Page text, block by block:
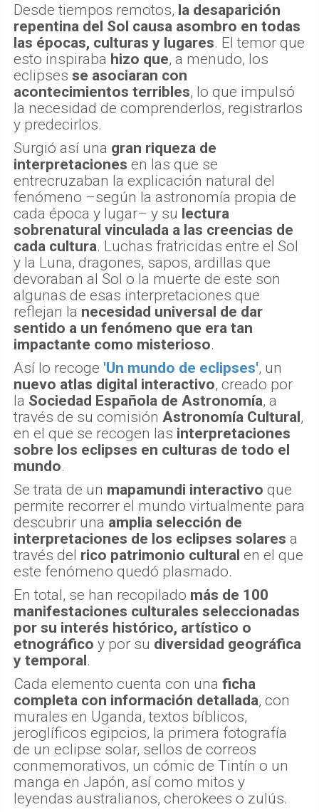
Desde tiempos remotos, la desaparición
repentina del Sol causa asombro en todas
las épocas, culturas y lugares. El temor que
esto inspiraba hizo que, a menudo, los
eclipses se asociaran con
acontecimientos terribles, lo que impulsó
la necesidad de comprenderlos, registrarlos
y predecirlos.
Surgió así una gran riqueza de
interpretaciones en las que se
entrecruzaban la explicación natural del
fenómeno –según la astronomía propia de
cada época y lugar– y su lectura
sobrenatural vinculada a las creencias de
cada cultura. Luchas fratricidas entre el Sol
y la Luna, dragones, sapos, ardillas que
devoraban al Sol o la muerte de este son
algunas de esas interpretaciones que
reflejan la necesidad universal de dar
sentido a un fenómeno que era tan
impactante como misterioso.
Así lo recoge 'Un mundo de eclipses', un
nuevo atlas digital interactivo, creado por
la Sociedad Española de Astronomía, a
través de su comisión Astronomía Cultural,
en el que se recogen las interpretaciones
sobre los eclipses en culturas de todo el
mundo.
Se trata de un mapamundi interactivo que
permite recorrer el mundo virtualmente para
descubrir una amplia selección de
interpretaciones de los eclipses solares a
través del rico patrimonio cultural en el que
este fenómeno quedó plasmado.
En total, se han recopilado más de 100
manifestaciones culturales seleccionadas
por su interés histórico, artístico o
etnográfico y por su diversidad geográfica
y temporal.
Cada elemento cuenta con una ficha
completa con información detallada, con
murales en Uganda, textos bíblicos,
jeroglíficos egipcios, la primera fotografía
de un eclipse solar, sellos de correos
conmemorativos, un cómic de Tintín o un
manga en Japón, así como mitos y
leyendas australianos, cherokees o zulús.